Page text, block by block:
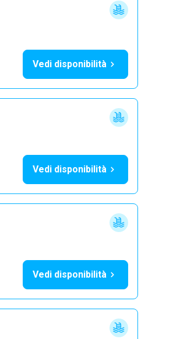
Vedi disponibilità
Vedi disponibilità
Vedi disponibilità